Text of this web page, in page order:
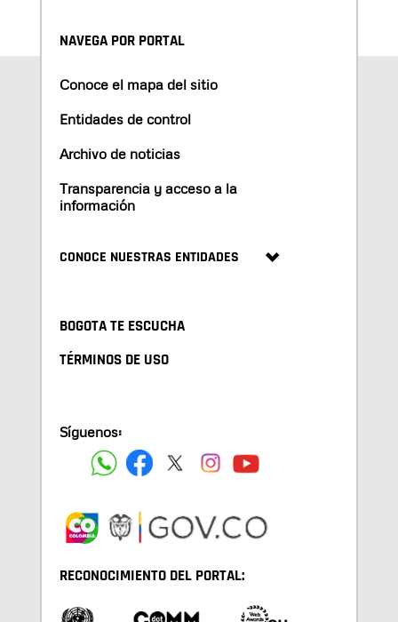
NAVEGA POR PORTAL
Conoce el mapa del sitio
Entidades de control
Archivo de noticias
Transparencia y acceso a la
información
CONOCE NUESTRAS ENTIDADES
BOGOTA TE ESCUCHA
TÉRMINOS DE USO
Síguenos:
RECONOCIMIENTO DEL PORTAL: